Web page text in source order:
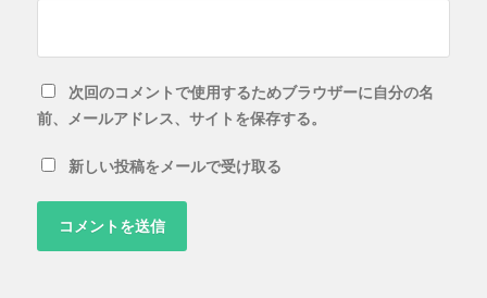
次回のコメントで使用するためブラウザーに自分の名
前、メールアドレス、サイトを保存する。
新しい投稿をメールで受け取る